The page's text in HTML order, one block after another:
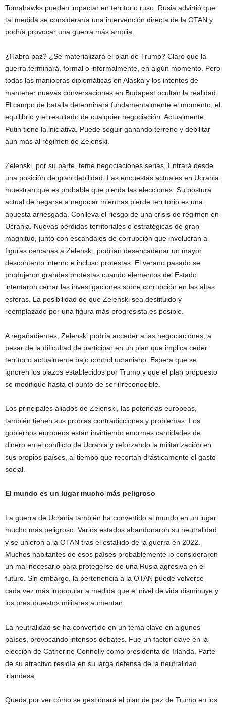
Tomahawks pueden impactar en territorio ruso. Rusia advirtió que
tal medida se consideraría una intervención directa de la OTAN y
podría provocar una guerra más amplia.
¿Habrá paz? ¿Se materializará el plan de Trump? Claro que la
guerra terminará, formal o informalmente, en algún momento. Pero
todas las maniobras diplomáticas en Alaska y los intentos de
mantener nuevas conversaciones en Budapest ocultan la realidad.
El campo de batalla determinará fundamentalmente el momento, el
equilibrio y el resultado de cualquier negociación. Actualmente,
Putin tiene la iniciativa. Puede seguir ganando terreno y debilitar
aún más al régimen de Zelenski.
Zelenski, por su parte, teme negociaciones serias. Entrará desde
una posición de gran debilidad. Las encuestas actuales en Ucrania
muestran que es probable que pierda las elecciones. Su postura
actual de negarse a negociar mientras pierde territorio es una
apuesta arriesgada. Conlleva el riesgo de una crisis de régimen en
Ucrania. Nuevas pérdidas territoriales o estratégicas de gran
magnitud, junto con escándalos de corrupción que involucran a
figuras cercanas a Zelenski, podrían desencadenar un mayor
descontento interno e incluso protestas. El verano pasado se
produjeron grandes protestas cuando elementos del Estado
intentaron cerrar las investigaciones sobre corrupción en las altas
esferas. La posibilidad de que Zelenski sea destituido y
reemplazado por una figura más progresista es posible.
A regañadientes, Zelenski podría acceder a las negociaciones, a
pesar de la dificultad de participar en un plan que implica ceder
territorio actualmente bajo control ucraniano. Espera que se
ignoren los plazos establecidos por Trump y que el plan propuesto
se modifique hasta el punto de ser irreconocible.
Los principales aliados de Zelenski, las potencias europeas,
también tienen sus propias contradicciones y problemas. Los
gobiernos europeos están invirtiendo enormes cantidades de
dinero en el conflicto de Ucrania y reforzando la militarización en
sus propios países, al tiempo que recortan drásticamente el gasto
social.
El mundo es un lugar mucho más peligroso
La guerra de Ucrania también ha convertido al mundo en un lugar
mucho más peligroso. Varios estados abandonaron su neutralidad
y se unieron a la OTAN tras el estallido de la guerra en 2022.
Muchos habitantes de esos países probablemente lo consideraron
un mal necesario para protegerse de una Rusia agresiva en el
futuro. Sin embargo, la pertenencia a la OTAN puede volverse
cada vez más impopular a medida que el nivel de vida disminuye y
los presupuestos militares aumentan.
La neutralidad se ha convertido en un tema clave en algunos
países, provocando intensos debates. Fue un factor clave en la
elección de Catherine Connolly como presidenta de Irlanda. Parte
de su atractivo residía en su larga defensa de la neutralidad
irlandesa.
Queda por ver cómo se gestionará el plan de paz de Trump en los